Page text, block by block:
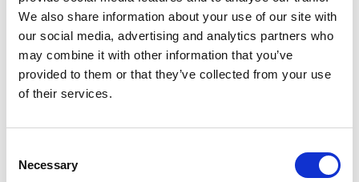
We also share information about your use of our site with
our social media, advertising and analytics partners who
may combine it with other information that you’ve
provided to them or that they’ve collected from your use
of their services.
Selection
Necessary
Blog
weet nog goed hoe het begon, want het was een